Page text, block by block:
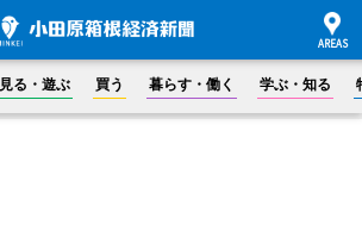
見る・遊ぶ 買う 暮らす・働く 学ぶ・知る